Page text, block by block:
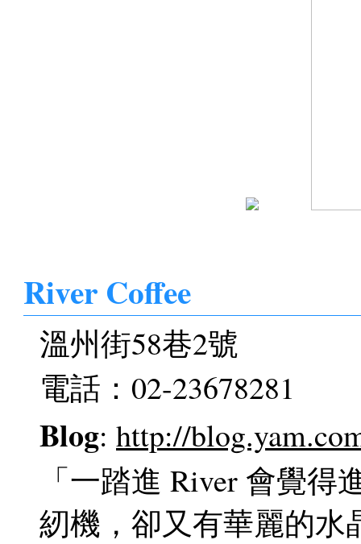
River Coffee
溫州街58巷2號
電話：02-23678281
Blog: http://
「一踏進 River 會覺
紉機，卻又有華麗的水